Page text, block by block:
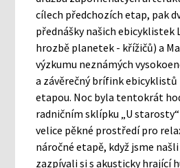
cílech předchozích etap, pak
přednášky našich ebicyklistek
hrozbě planetek - křížičů) a
výzkumu neznámých
a závěrečný brífink
etapou. Noc byla tentokrát
radničním sklípku „U
velice pěkné prostředí pro
náročné etapě, když jsme
zazpívali si s akusticky hrající